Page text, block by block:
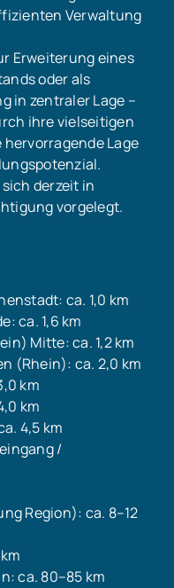
Verwaltung
Erweiterung eines
oder als
in zentraler Lage –
ihre vielseitigen
Lage
derzeit in
vorgelegt.
ca. 1,0 km
ca. 1,6 km
Mitte: ca. 1,2 km
(Rhein): ca. 2,0 km
km
km
4,5 km
/
Region): ca. 8–12
ca. 80–85 km